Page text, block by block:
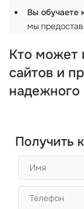
Вы обучаете
мы
Кто может
сайтов и
надежного
Получить